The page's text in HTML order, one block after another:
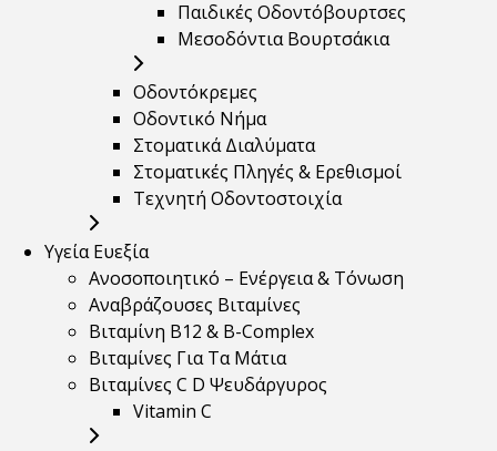
Παιδικές Οδοντόβουρτσες
Μεσοδόντια Βουρτσάκια
Οδοντόκρεμες
Οδοντικό Νήμα
Στοματικά Διαλύματα
Στοματικές Πληγές & Ερεθισμοί
Τεχνητή Οδοντοστοιχία
Υγεία Ευεξία
Ανοσοποιητικό – Ενέργεια & Τόνωση
Αναβράζουσες Βιταμίνες
Βιταμίνη B12 & Β-Complex
Βιταμίνες Για Τα Μάτια
Βιταμίνες C D Ψευδάργυρος
Vitamin C